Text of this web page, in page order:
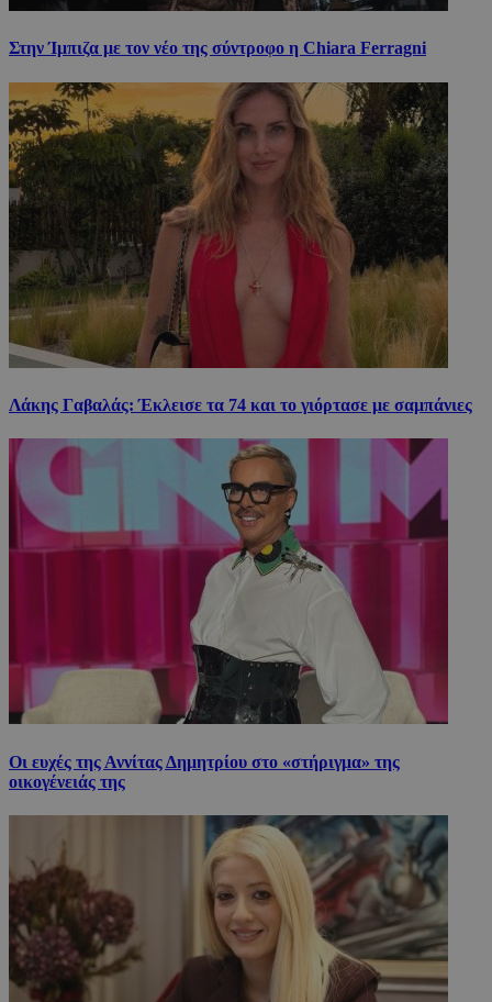
Στην Ίμπιζα με τον νέο της σύντροφο η Chiara Ferragni
Λάκης Γαβαλάς: Έκλεισε τα 74 και το γιόρτασε με σαμπάνιες
Οι ευχές της Αννίτας Δημητρίου στο «στήριγμα» της
οικογένειάς της